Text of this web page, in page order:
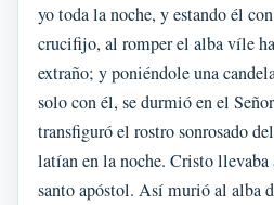
yo toda la noche, y estando él
crucifijo, al romper el alba víle
extraño; y poniéndole una
solo con él, se durmió en el
transfiguró el rostro sonrosado
latían en la noche. Cristo
santo apóstol. Así murió al alba